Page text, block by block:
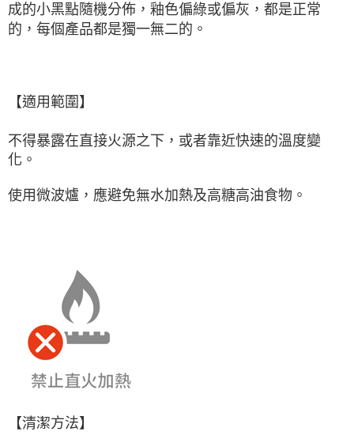
成的小黑點隨機分佈，釉色偏綠或偏灰，都是正常
的，每個產品都是獨一無二的。
【適用範圍】
不得暴露在直接火源之下，或者靠近快速的溫度變
化。
使用微波爐，應避免無水加熱及高糖高油食物 。
【清潔方法】